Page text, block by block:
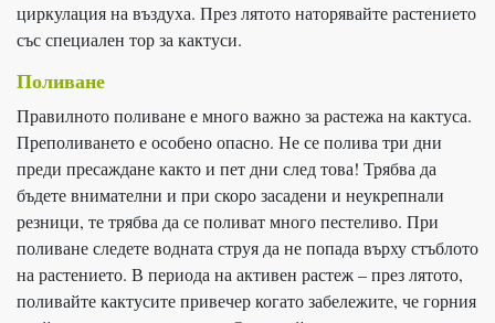
циркулация на въздуха. През лятото наторявайте растението
със специален тор за кактуси.
Поливане
Правилното поливане е много важно за растежа на кактуса.
Преполиването е особено опасно. Не се полива три дни
преди пресаждане както и пет дни след това! Трябва да
бъдете внимателни и при скоро засадени и неукрепнали
резници, те трябва да се поливат много пестеливо. При
поливане следете водната струя да не попада върху стъблото
на растението. В периода на активен растеж – през лятото,
поливайте кактусите привечер когато забележите, че горния